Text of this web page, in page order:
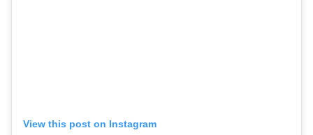
View this post on Instagram